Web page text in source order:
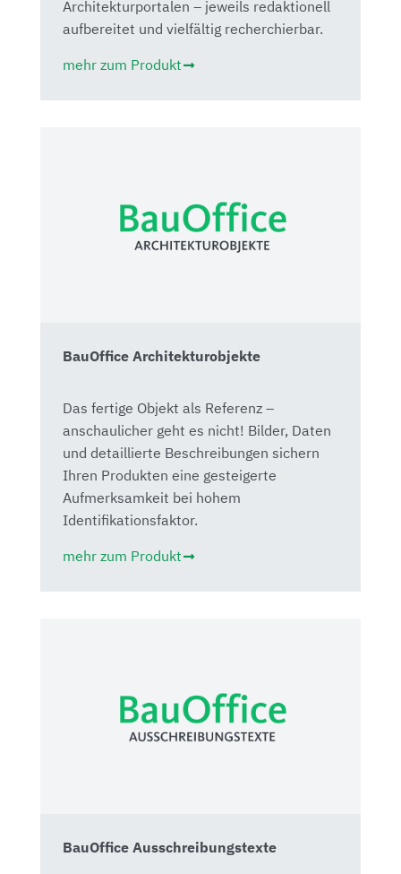
Architekturportalen – jeweils redaktionell
aufbereitet und vielfältig recherchierbar.
mehr zum Produkt
BauOffice Architekturobjekte
Das fertige Objekt als Referenz –
anschaulicher geht es nicht! Bilder, Daten
und detaillierte Beschreibungen sichern
Ihren Produkten eine gesteigerte
Aufmerksamkeit bei hohem
Identifikationsfaktor.
mehr zum Produkt
BauOffice Ausschreibungstexte